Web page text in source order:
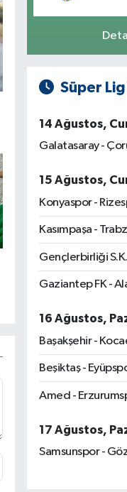
Süper
14 Ağustos,
Galatasaray -
15 Ağustos,
Konyaspor -
Kasımpaşa -
Gençlerbirliği
Gaziantep FK -
16 Ağustos,
Başakşehir -
Beşiktaş -
Amed -
17 Ağustos,
Samsunspor -